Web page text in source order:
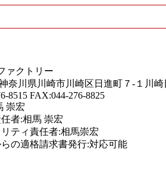
ァクトリー
奈川県川崎市川崎区日進町７-１川
8515 FAX:044-276-8825
崇宏
者:相馬 崇宏
ティ責任者:相馬崇宏
の適格請求書発行:対応可能